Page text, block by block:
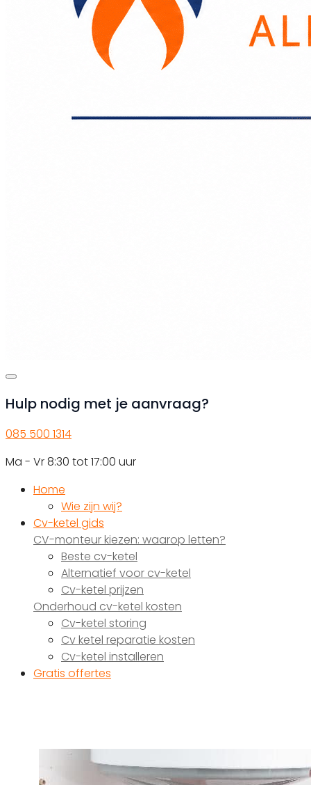
Hulp nodig met je aanvraag?
085 500 1314
Ma - Vr 8:30 tot 17:00 uur
Home
Wie zijn wij?
Cv-ketel gids
CV-monteur kiezen: waarop letten?
Beste cv-ketel
Alternatief voor cv-ketel
Cv-ketel prijzen
Onderhoud cv-ketel kosten
Cv-ketel storing
Cv ketel reparatie kosten
Cv-ketel installeren
Gratis offertes